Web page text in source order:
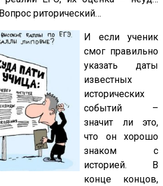
риторический…
И если ученик
смог правильно
указать даты
известных
исторических
событий –
значит ли это,
что он хорошо
знаком с
историей. В
конце концов,